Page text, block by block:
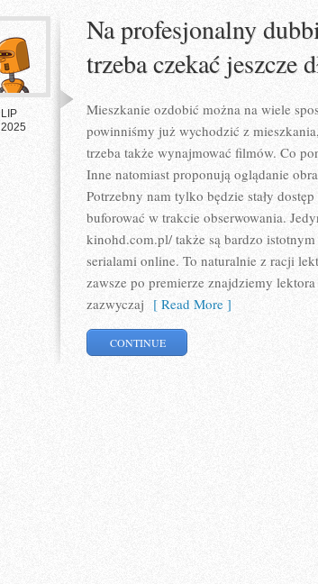
LIP
2025
Na profesjonalny
trzeba czekać jeszcze
Mieszkanie ozdobić można na wiele
powinniśmy już wychodzić z
trzeba także wynajmować filmów. Co
Inne natomiast proponują oglądanie
Potrzebny nam tylko będzie stały
buforować w trakcie obserwowania.
kinohd.com.pl/ także są bardzo
serialami online. To naturalnie z racji
zawsze po premierze znajdziemy
zazwyczaj [ Read More ]
CONTINUE